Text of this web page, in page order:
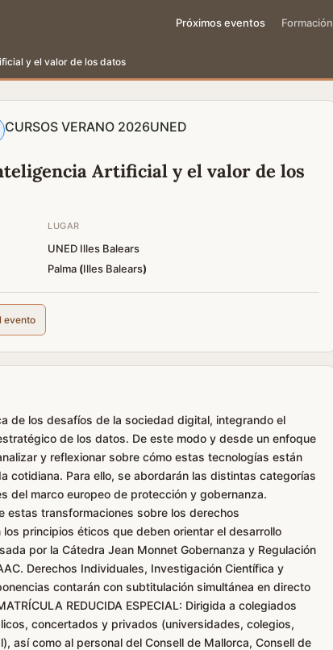
Próximos eventos Formación
y el valor de los datos
CURSOS VERANO 2026UNED
Artificial y el valor de los
LUGAR
UNED Illes Balears
Palma (Illes Balears)
evento
de los desafíos de la sociedad digital, integrando el
de los datos. De este modo y desde un enfoque
y reflexionar sobre cómo estas tecnologías están
cotidiana. Para ello, se abordarán las distintas categorías
del marco europeo de protección y gobernanza.
estas transformaciones sobre los derechos
principios éticos que deben orientar el desarrollo
por la Cátedra Jean Monnet Gobernanza y Regulación
Derechos Individuales, Investigación Científica y
contarán con subtitulación simultánea en directo
REDUCIDA ESPECIAL: Dirigida a colegiados
concertados y privados (universidades, colegios,
así como al personal del Consell de Mallorca, Consell de